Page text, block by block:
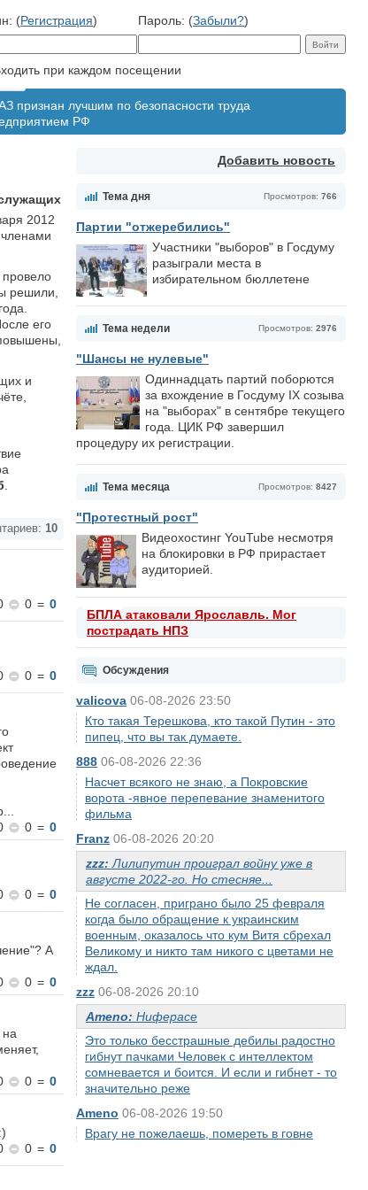
(Регистрация) Пароль: (Забыли?)
при каждом посещении
признан лучшим по безопасности труда
РФ
Добавить новость
Просмотров: 766
Тема дня
Партии "отжеребились"
Участники "выборов" в Госдуму
разыграли места в
избирательном бюллетене
Просмотров: 2976
Тема недели
"Шансы не нулевые"
Одиннадцать партий поборются
за вхождение в Госдуму IX созыва
на "выборах" в сентябре текущего
года. ЦИК РФ завершил
процедуру их регистрации.
Просмотров: 8427
Тема месяца
"Протестный рост"
Видеохостинг YouTube несмотря
на блокировки в РФ прирастает
аудиторией.
БПЛА атаковали Ярославль. Мог
пострадать НПЗ
Обсуждения
valicova 06-08-2026 23:50
Кто такая Терешкова, кто такой Путин - это
пипец, что вы так думаете.
888 06-08-2026 22:36
Насчет всякого не знаю, а Покровские
ворота -явное перепевание знаменитого
фильма
Franz 06-08-2026 20:20
zzz: Лилипутин проиграл войну уже в
августе 2022-го. Но стесняе...
Не согласен, приграно было 25 февраля
когда было обращение к украинским
военным, оказалось что кум Витя сбрехал
Великому и никто там никого с цветами не
ждал.
zzz 06-08-2026 20:10
Ameno: Ниферасе
Это только бесстрашные дебилы радостно
гибнут пачками Человек с интеллектом
сомневается и боится. И если и гибнет - то
значительно реже
Ameno 06-08-2026 19:50
Врагу не пожелаешь, помереть в говне
2012
провело
решили,
его
и
10
0 = 0
0 = 0
0 = 0
0 = 0
А
0 = 0
0 = 0
0 = 0